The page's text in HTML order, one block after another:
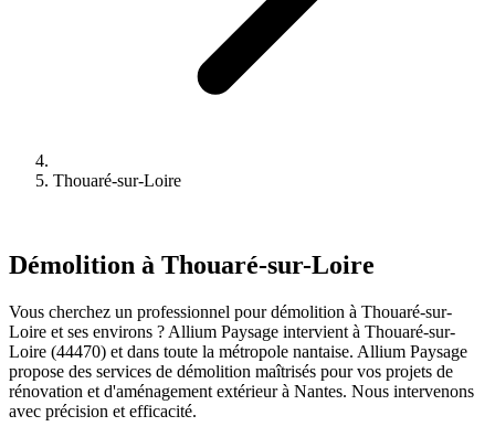
Thouaré-sur-Loire
Démolition à Thouaré-sur-Loire
Vous cherchez un professionnel pour démolition à Thouaré-sur-
Loire et ses environs ? Allium Paysage intervient à Thouaré-sur-
Loire (44470) et dans toute la métropole nantaise. Allium Paysage
propose des services de démolition maîtrisés pour vos projets de
rénovation et d'aménagement extérieur à Nantes. Nous intervenons
avec précision et efficacité.